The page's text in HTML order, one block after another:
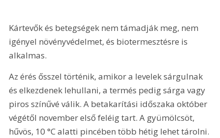
Kártevők és betegségek nem támadják meg, nem
igényel növényvédelmet, és biotermesztésre is
alkalmas.
Az érés ősszel történik, amikor a levelek sárgulnak
és elkezdenek lehullani, a termés pedig sárga vagy
piros színűvé válik. A betakarítási időszaka október
végétől november első feléig tart. A gyümölcsöt,
hűvös, 10 °C alatti pincében több hétig lehet tárolni.